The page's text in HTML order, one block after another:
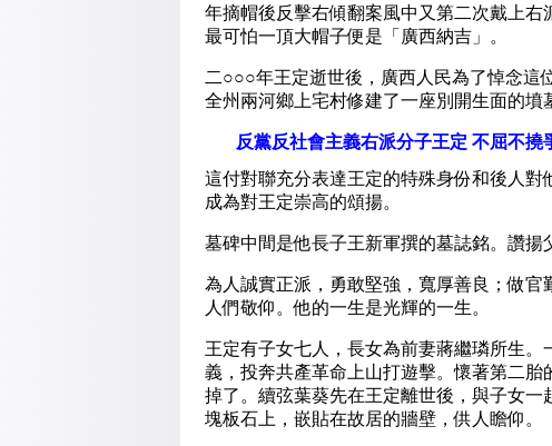
年摘帽後反擊右傾翻案風中又第二次戴上
最可怕一頂大帽子便是「廣西納吉」。
二○○○年王定逝世後，廣西人民為了悼念這
全州兩河鄉上宅村修建了一座別開生面的墳
反黨反社會主義右派分子王定 不屈不撓
這付對聯充分表達王定的特殊身份和後人
成為對王定崇高的頌揚。
墓碑中間是他長子王新軍撰的墓誌銘。讚揚
為人誠實正派，勇敢堅強，寬厚善良；做
人們敬仰。他的一生是光輝的一生。
王定有子女七人，長女為前妻蔣繼璘所生
義，投奔共產革命上山打遊擊。懷著第二
掉了。續弦葉葵先在王定離世後，與子女
塊板石上，嵌貼在故居的牆壁，供人瞻仰。